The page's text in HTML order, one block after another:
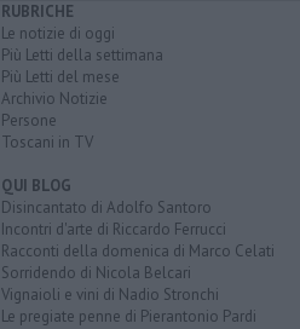
RUBRICHE
Le notizie di oggi
Più Letti della settimana
Più Letti del mese
Archivio Notizie
Persone
Toscani in TV
QUI BLOG
Disincantato di Adolfo Santoro
Incontri d'arte di Riccardo Ferrucci
Racconti della domenica di Marco Celati
Sorridendo di Nicola Belcari
Vignaioli e vini di Nadio Stronchi
Le pregiate penne di Pierantonio Pardi